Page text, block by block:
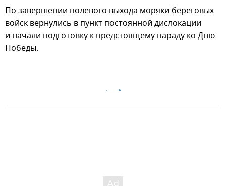
По завершении полевого выхода моряки береговых
войск вернулись в пункт постоянной дислокации
и начали подготовку к предстоящему параду ко Дню
Победы.